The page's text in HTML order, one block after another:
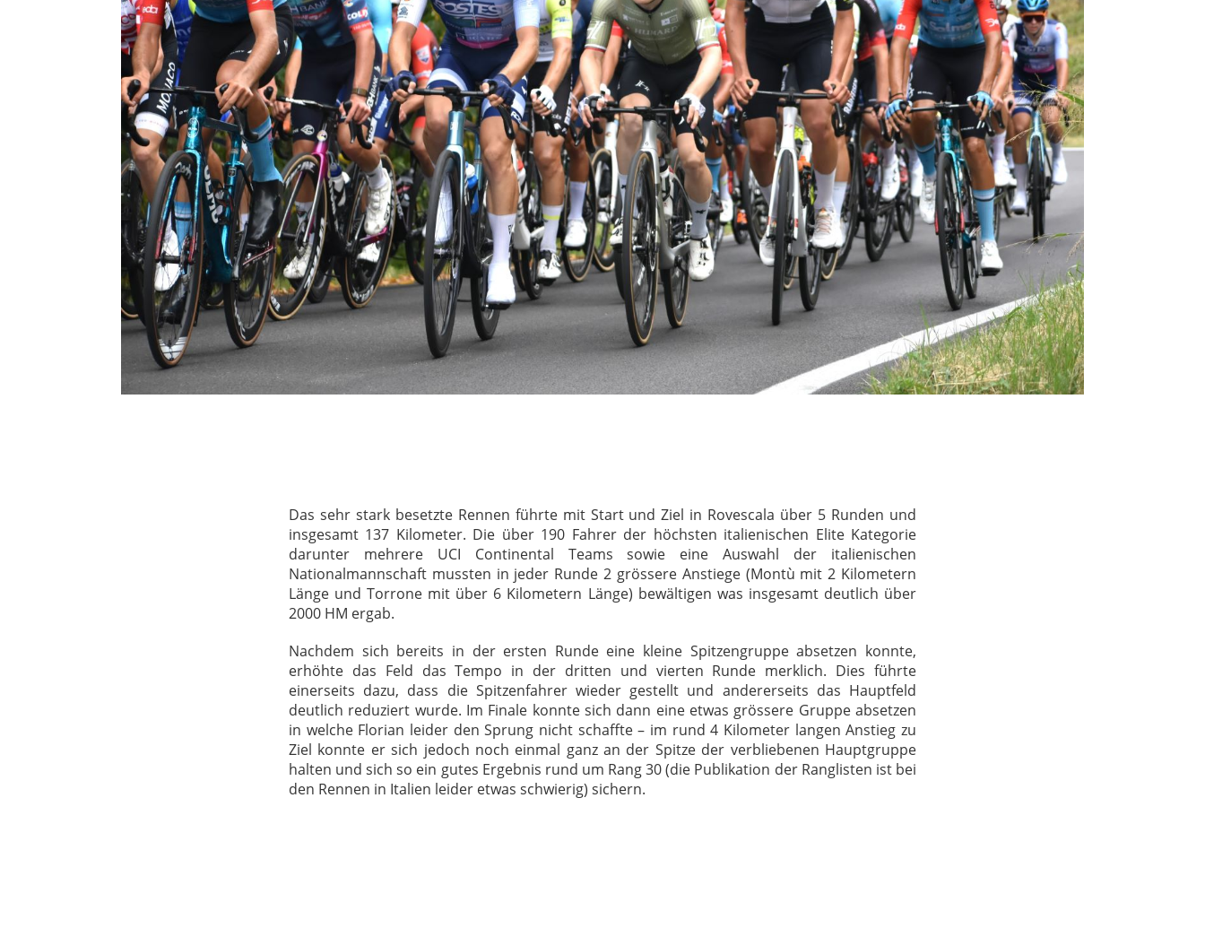
Das sehr stark besetzte Rennen führte mit Start und Ziel in Rovescala über 5 Runden und
insgesamt 137 Kilometer. Die über 190 Fahrer der höchsten italienischen Elite Kategorie
darunter mehrere UCI Continental Teams sowie eine Auswahl der italienischen
Nationalmannschaft mussten in jeder Runde 2 grössere Anstiege (Montù mit 2 Kilometern
Länge und Torrone mit über 6 Kilometern Länge) bewältigen was insgesamt deutlich über
2000 HM ergab.
Nachdem sich bereits in der ersten Runde eine kleine Spitzengruppe absetzen konnte,
erhöhte das Feld das Tempo in der dritten und vierten Runde merklich. Dies führte
einerseits dazu, dass die Spitzenfahrer wieder gestellt und andererseits das Hauptfeld
deutlich reduziert wurde. Im Finale konnte sich dann eine etwas grössere Gruppe absetzen
in welche Florian leider den Sprung nicht schaffte – im rund 4 Kilometer langen Anstieg zu
Ziel konnte er sich jedoch noch einmal ganz an der Spitze der verbliebenen Hauptgruppe
halten und sich so ein gutes Ergebnis rund um Rang 30 (die Publikation der Ranglisten ist bei
den Rennen in Italien leider etwas schwierig) sichern.